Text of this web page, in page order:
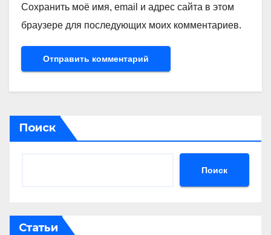
Сохранить моё имя, email и адрес сайта в этом
браузере для последующих моих комментариев.
Поиск
Поиск
Статьи